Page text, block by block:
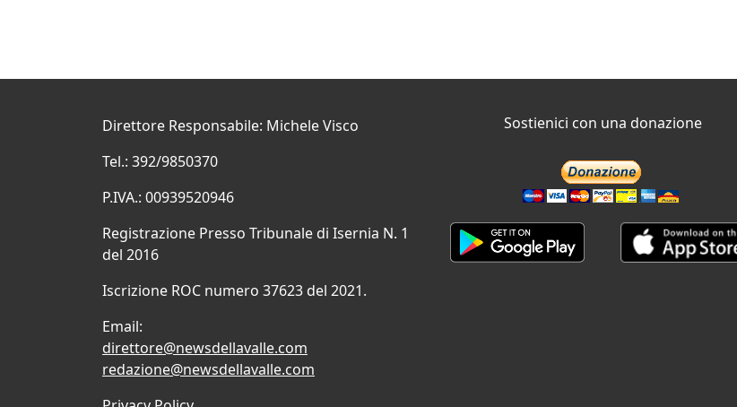
Direttore Responsabile: Michele Visco
Tel.: 392/9850370
P.IVA.: 00939520946
Registrazione Presso Tribunale di Isernia N. 1
del 2016
Iscrizione ROC numero 37623 del 2021.
Email:
direttore@newsdellavalle.com
redazione@newsdellavalle.com
Sostienici con una donazione